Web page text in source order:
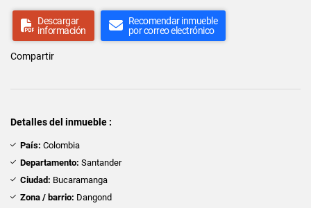
Descargar
información
Recomendar inmueble
por correo electrónico
Compartir
Detalles del inmueble :
País: Colombia
Departamento: Santander
Ciudad: Bucaramanga
Zona / barrio: Dangond